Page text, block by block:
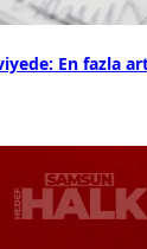
En fazla